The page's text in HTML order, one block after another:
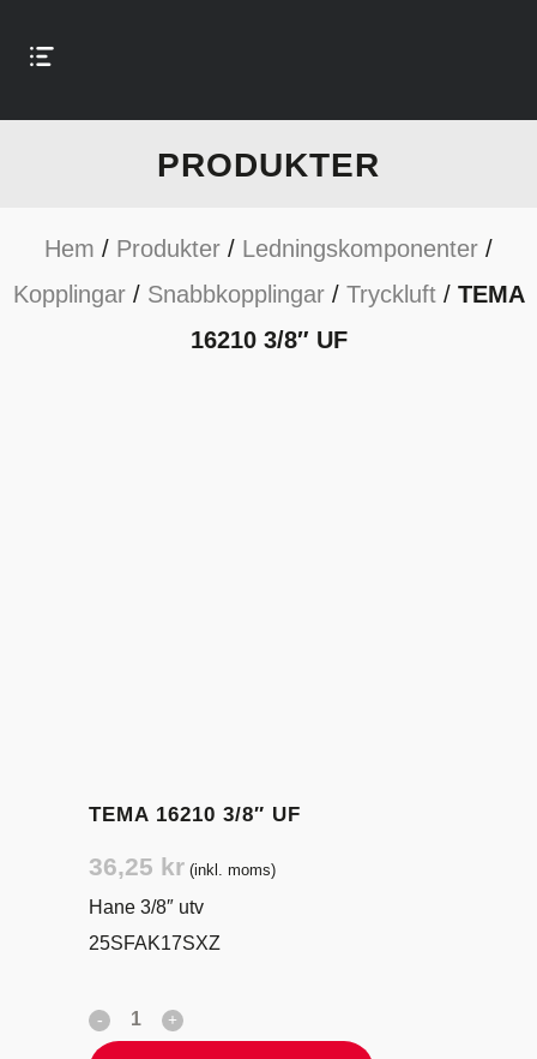
PRODUKTER
Hem / Produkter / Ledningskomponenter /
Kopplingar/ Snabbkopplingar/ Tryckluft/ TEMA
16210 3/8″ UF
TEMA 16210 3/8″ UF
36,25 kr (inkl. moms)
Hane 3/8″ utv
25SFAK17SXZ